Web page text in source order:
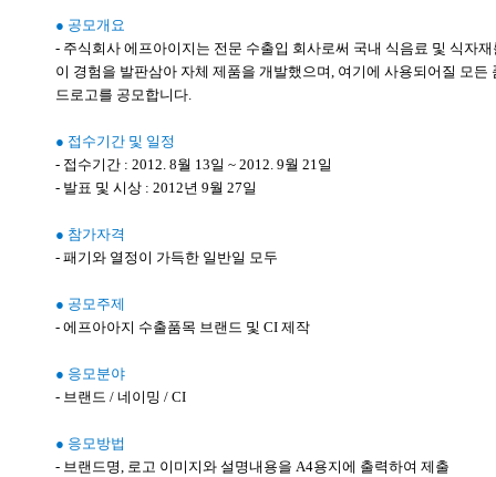
● 공모개요
- 주식회사 에프아이지는 전문 수출입 회사로써 국내 식음료 및 식자
이 경험을 발판삼아 자체 제품을 개발했으며, 여기에 사용되어질 모든
드로고를 공모합니다.
● 접수기간 및 일정
- 접수기간 : 2012. 8월 13일 ~ 2012. 9월 21일
- 발표 및 시상 : 2012년 9월 27일
● 참가자격
- 패기와 열정이 가득한 일반일 모두
● 공모주제
- 에프아아지 수출품목 브랜드 및 CI 제작
● 응모분야
- 브랜드 / 네이밍 / CI
● 응모방법
- 브랜드명, 로고 이미지와 설명내용을 A4용지에 출력하여 제출